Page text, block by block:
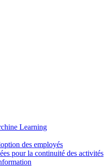
Learning
des employés
pour la continuité des activités